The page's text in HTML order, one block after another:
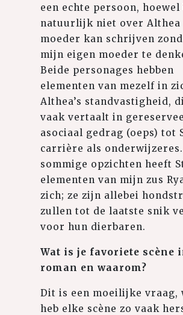
een echte persoon, hoewel
natuurlijk niet over Althea
moeder kan schrijven
mijn eigen moeder te
Beide personages hebben
elementen van mezelf in
Althea’s standvastigheid,
vaak vertaalt in
asociaal gedrag (oeps) tot
carrière als
sommige opzichten heeft
elementen van mijn zus
zich; ze zijn allebei
zullen tot de laatste snik
voor hun dierbaren.
Wat is je favoriete scène
roman en waarom?
Dit is een moeilijke vraag,
heb elke scène zo vaak